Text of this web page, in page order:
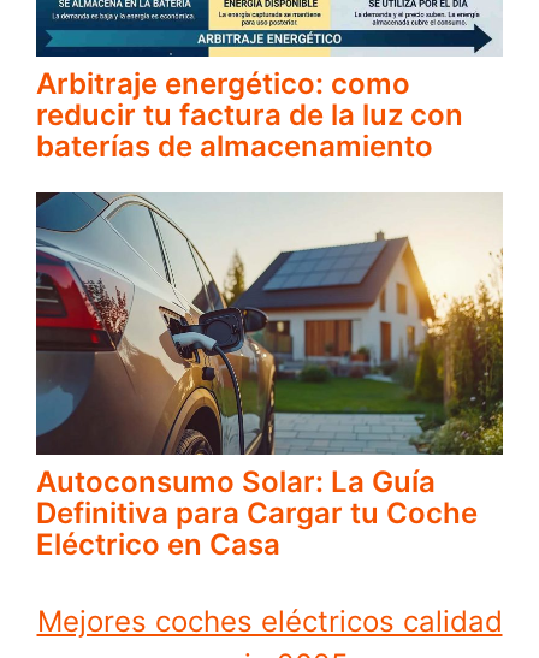
Arbitraje energético: como
reducir tu factura de la luz con
baterías de almacenamiento
Autoconsumo Solar: La Guía
Definitiva para Cargar tu Coche
Eléctrico en Casa
Mejores coches eléctricos calidad